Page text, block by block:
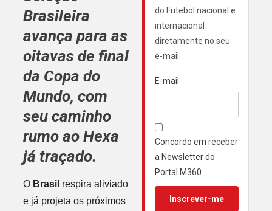
Brasileira
avança para as
oitavas de final
da Copa do
Mundo, com
seu caminho
rumo ao Hexa
já traçado.
O Brasil respira aliviado
e já projeta os próximos
do Futebol nacional e
internacional
diretamente no seu
e-mail.
E-mail
Concordo em receber
a Newsletter do
Portal M360.
Inscrever-me